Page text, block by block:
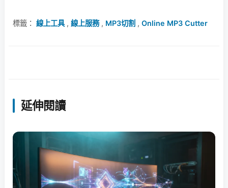
標籤： 線上工具, 線上服務, MP3切割 , Online MP3 Cutter
延伸閱讀